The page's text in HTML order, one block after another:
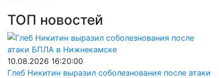
ТОП новостей
10.08.2026 16:20:00
Глеб Никитин выразил соболезнования после атаки